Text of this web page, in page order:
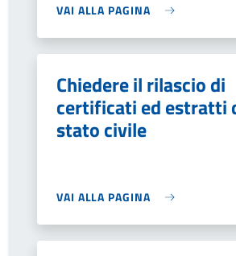
VAI ALLA PAGINA
Chiedere il rilascio di
certificati ed estratti
stato civile
VAI ALLA PAGINA